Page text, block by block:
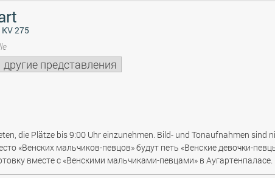
275
другие представления
die Plätze bis 9:00 Uhr einzunehmen. Bild- und Tonaufnahmen sind
«Венских мальчиков-певцов» будут петь «Венские девочки-
вместе с «Венскими мальчиками-певцами» в Аугартенпаласе.